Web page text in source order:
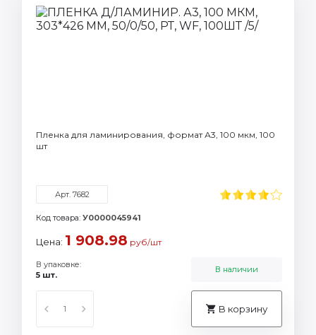
Пленка для ламинирования, формат А3, 100 мкм, 100
шт
Арт. 7682
Код товара: У0000045941
Цена: 1 908.98 руб/шт
В упаковке:
5 шт.
В наличии
В корзину